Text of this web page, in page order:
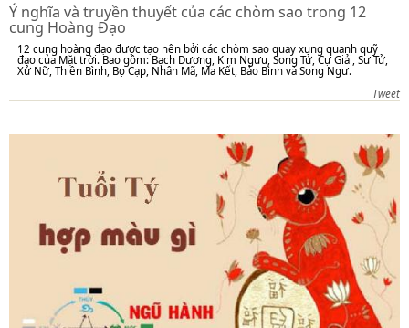
Ý nghĩa và truyền thuyết của các chòm sao trong 12
cung Hoàng Đạo
12 cung hoàng đạo được tạo nên bởi các chòm sao quay xung quanh quỹ
đạo của Mặt trời. Bao gồm: Bạch Dương, Kim Ngưu, Song Tử, Cự Giải, Sư Tử,
Xử Nữ, Thiên Bình, Bọ Cạp, Nhân Mã, Ma Kết, Bảo Bình và Song Ngư.
Tweet